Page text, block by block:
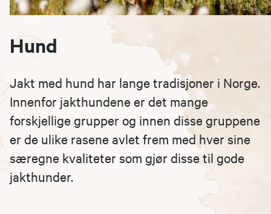
Hund
Jakt med hund har lange tradisjoner i Norge.
Innenfor jakthundene er det mange
forskjellige grupper og innen disse gruppene
er de ulike rasene avlet frem med hver sine
særegne kvaliteter som gjør disse til gode
jakthunder.